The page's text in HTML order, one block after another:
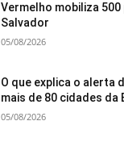
Vermelho mobiliza 500
Salvador
05/08/2026
O que explica o alerta
mais de 80 cidades da
05/08/2026